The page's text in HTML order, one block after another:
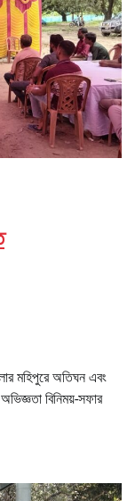
মহিপুরে অতিঘন এবং
বিনিময়-সফার